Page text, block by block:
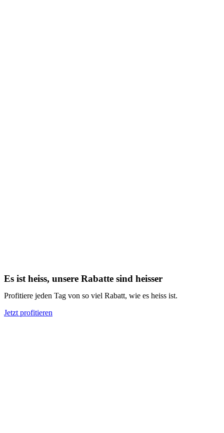
Es ist heiss, unsere Rabatte sind heisser
Profitiere jeden Tag von so viel Rabatt, wie es heiss ist.
Jetzt profitieren